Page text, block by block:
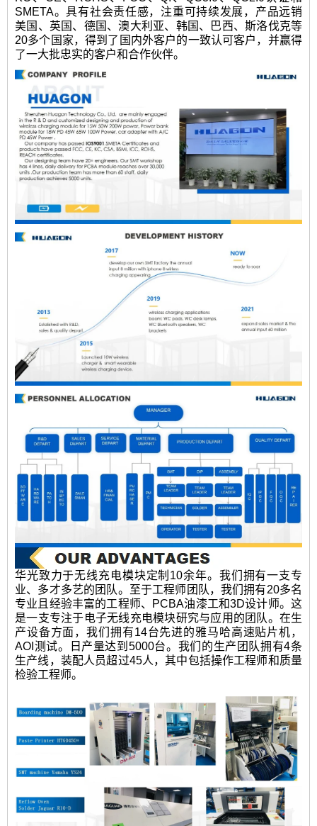
SMETA。具有社会责任感，注重可持续发展，产品远销
美国、英国、德国、澳大利亚、韩国、巴西、斯洛伐克等
20多个国家，得到了国内外客户的一致认可客户，并赢得
了一大批忠实的客户和合作伙伴。
华光致力于无线充电模块定制10余年。我们拥有一支专
业、多才多艺的团队。至于工程师团队，我们拥有20多名
专业且经验丰富的工程师、PCBA油漆工和3D设计师。这
是一支专注于电子无线充电模块研究与应用的团队。在生
产设备方面，我们拥有14台先进的雅马哈高速贴片机，
AOI测试。日产量达到5000台。我们的生产团队拥有4条
生产线，装配人员超过45人，其中包括操作工程师和质量
检验工程师。